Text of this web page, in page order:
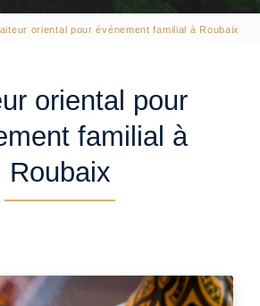
oriental pour événement familial à Roubaix
oriental pour
familial à
Roubaix